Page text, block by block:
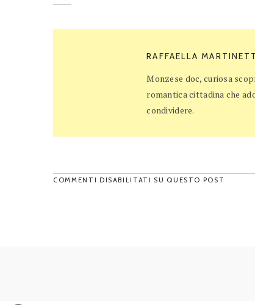
RAFFAELLA
Monzese doc, curiosa
romantica cittadina che
condividere.
COMMENTI DISABILITATI SU QUESTO POST